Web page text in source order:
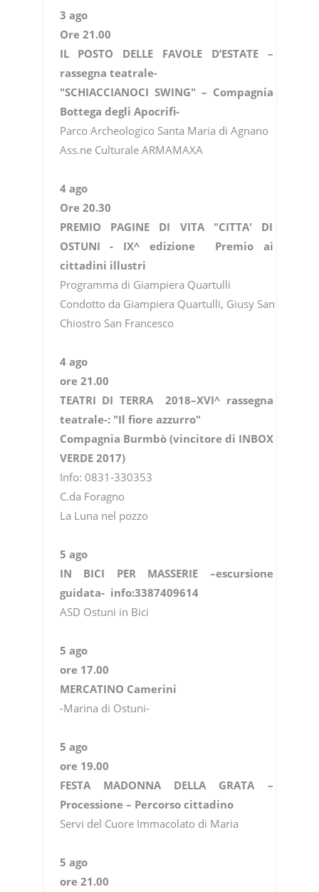
3 ago
Ore 21.00
IL POSTO DELLE FAVOLE D’ESTATE –
rassegna teatrale-
"SCHIACCIANOCI SWING" – Compagnia
Bottega degli Apocrifi-
Parco Archeologico Santa Maria di Agnano
Ass.ne Culturale ARMAMAXA
4 ago
Ore 20.30
PREMIO PAGINE DI VITA "CITTA' DI
OSTUNI - IX^ edizione Premio ai
cittadini illustri
Programma di Giampiera Quartulli
Condotto da Giampiera Quartulli, Giusy
Chiostro San Francesco
4 ago
ore 21.00
TEATRI DI TERRA 2018–XVI^ rassegna
teatrale-: "Il fiore azzurro"
Compagnia Burmbò (vincitore di INBOX
VERDE 2017)
Info: 0831-330353
C.da Foragno
La Luna nel pozzo
5 ago
IN BICI PER MASSERIE –escursione
guidata- info:3387409614
ASD Ostuni in Bici
5 ago
ore 17.00
MERCATINO Camerini
-Marina di Ostuni-
5 ago
ore 19.00
FESTA MADONNA DELLA GRATA –
Processione – Percorso cittadino
Servi del Cuore Immacolato di Maria
5 ago
ore 21.00